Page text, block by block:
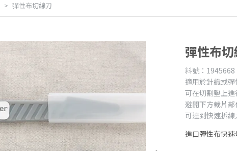
彈性布切線刀
彈性布切
料號：1945668
適用於針織或
可在切割墊上進
避開下方裁片部
可達到快速拆線
進口彈性布快